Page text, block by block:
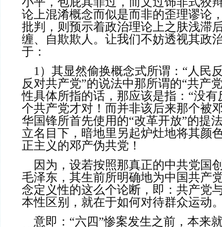
论上混淆概念而似是而非的歪理谬论
批判，则预示着政治理论上之肤浅滞
缠、自欺欺人。让我们不妨透视其政
于：
反对共产党”的说法中那所谓的“共产
性具体所指的话，那应该是指：“没有
个共产党才对！而并非该后来那个被
华国锋所首先使用的“改革开放”的提
立名目下，暗地里另起炉灶地将其颜
正主义的邓产伪共党！
毛泽东，其生前所明确地为中国共产
念定义性的这么个论断，即：共产党
本性区别，就在于如何对待群众运动